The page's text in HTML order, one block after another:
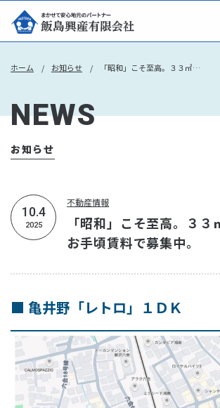
ホーム お知らせ 「昭和」こそ至高。３３㎡の１ＤＫ、お手頃賃料で募集中。
NEWS
お知らせ
10.4
2025
不動産情報
「昭和」こそ至高。３３
お手頃賃料で募集中。
■ 亀井野「レトロ」１ＤＫ